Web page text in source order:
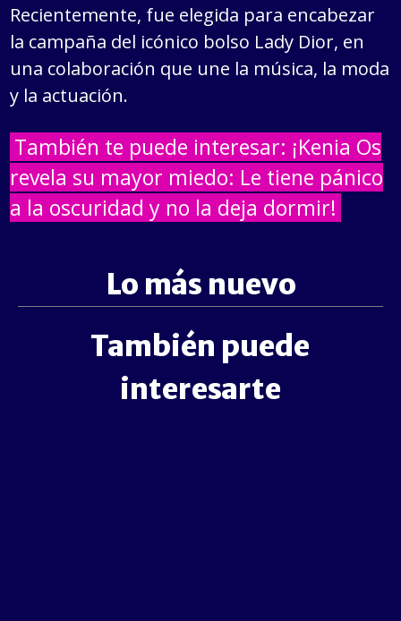
Recientemente, fue elegida para encabezar
la campaña del icónico bolso Lady Dior, en
una colaboración que une la música, la moda
y la actuación.
También te puede interesar: ¡Kenia Os
revela su mayor miedo: Le tiene pánico
a la oscuridad y no la deja dormir!
Lo más nuevo
También puede
interesarte